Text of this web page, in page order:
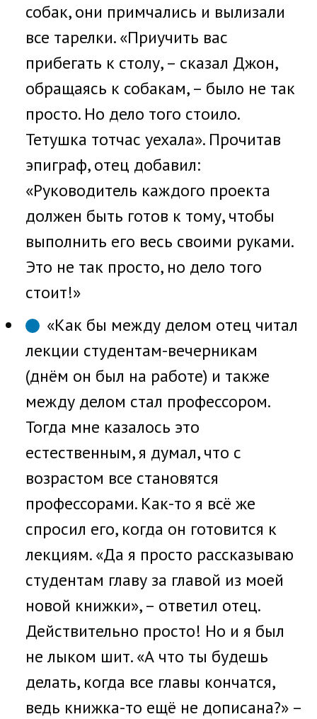
собак, они примчались и вылизали
все тарелки. «Приучить вас
прибегать к столу, – сказал Джон,
обращаясь к собакам, – было не так
просто. Но дело того стоило.
Тетушка тотчас уехала». Прочитав
эпиграф, отец добавил:
«Руководитель каждого проекта
должен быть готов к тому, чтобы
выполнить его весь своими руками.
Это не так просто, но дело того
стоит!»
«Как бы между делом отец читал
лекции студентам-вечерникам
(днём он был на работе) и также
между делом стал профессором.
Тогда мне казалось это
естественным, я думал, что с
возрастом все становятся
профессорами. Как-то я всё же
спросил его, когда он готовится к
лекциям. «Да я просто рассказываю
студентам главу за главой из моей
новой книжки», – ответил отец.
Действительно просто! Но и я был
не лыком шит. «А что ты будешь
делать, когда все главы кончатся,
ведь книжка-то ещё не дописана?» –